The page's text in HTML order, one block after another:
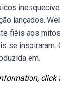
lançados.
fiéis aos
se inspiraram.
em.
click